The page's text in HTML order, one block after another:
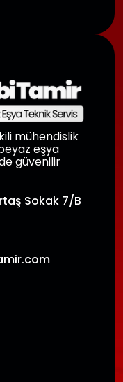
mühendislik
eşya
güvenilir
Sokak 7/B